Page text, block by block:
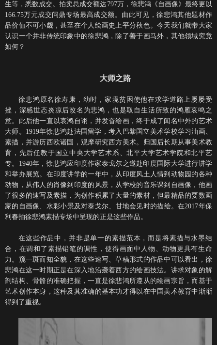
生等，悉数成交。拍卖总成交额达797万，徐悲鸿《自画像》最终更以
166.75万元成交问鼎专场最高成交额。由此可见，徐悲鸿其他题材作
品价值不可小觑，甚至在个人绘画史上平分秋色。今天我们就带大家
认识一个并非传统印象中的徐悲鸿，除了善于画马外，其他领域究竟
如何？
大师之路
徐悲鸿原名徐寿康，幼时，家境贫困使他在求学道路上屡屡受
挫，深感世态炎凉后改名为悲鸿，也是取自生活所致的鸿雁哀鸣之
意。此后他一直以哀鸿自诩，并发奋绘画，终于成了闻名中外的艺术
大师。 1919年徐悲鸿赴法国留学，考入巴黎国立美术学校学习油画、
素描，并游历西欧诸国，观摩研究西方美术。归国后长期从事美术教
育，先后任教于国立中央大学艺术系、北平大学艺术学院和北平艺
专。1940年，徐悲鸿应印度作家泰戈尔之邀赴印度国际大学进行讲学
和举办展览。在印度讲学的一年中，从印度风土人情到动物园的各种
动物，从伟人的肖像到印度的风景，从学校的音乐课到自画像，他画
了很多的速写及素描，为创作积累了大量的素材，但最精品的要数画
家的自画像、水彩小景及对泰戈尔、甘地会见时的描绘。在2017年保
利春拍徐悲鸿素描专场中呈现的正是这些作品。
在这些作品中，并非是单一的素描范本，而是将素描与水墨结
合，在调和了素描铅笔的调性，使得画面中人物、动物更具有生命
力。窥一斑而知全貌，在这些速写、草稿形式的作品中可以看出，徐
悲鸿在这一时期正是在深入地沿袭着西方的绘画技法。讲求对象的解
剖结构、骨骼的准确把握，一直是徐悲鸿所遵从的绘画宗旨，而基于
艺术创作本身，这种及其准确的基本功才得以在中国美术教育中渐渐
得到了重视。